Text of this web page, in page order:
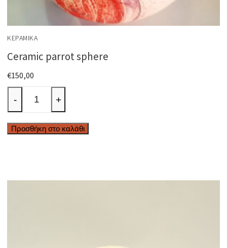
ΚΕΡΑΜΙΚΆ
Ceramic parrot sphere
€150,00
Ceramic
parrot
sphere
- +
Προσθήκη στο καλάθι